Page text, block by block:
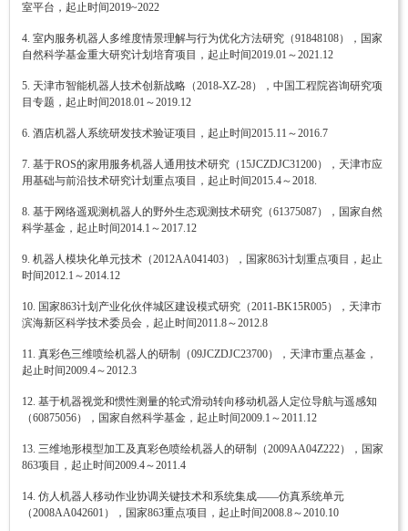
室平台，起止时间2019~2022
4. 室内服务机器人多维度情景理解与行为优化方法研究（91848108），国家
自然科学基金重大研究计划培育项目，起止时间2019.01～2021.12
5. 天津市智能机器人技术创新战略（2018-XZ-28），中国工程院咨询研究项
目专题，起止时间2018.01～2019.12
6. 酒店机器人系统研发技术验证项目，起止时间2015.11～2016.7
7. 基于ROS的家用服务机器人通用技术研究（15JCZDJC31200），天津市应
用基础与前沿技术研究计划重点项目，起止时间2015.4～2018.
8. 基于网络遥观测机器人的野外生态观测技术研究（61375087），国家自然
科学基金，起止时间2014.1～2017.12
9. 机器人模块化单元技术（2012AA041403），国家863计划重点项目，起止
时间2012.1～2014.12
10. 国家863计划产业化伙伴城区建设模式研究（2011-BK15R005），天津市
滨海新区科学技术委员会，起止时间2011.8～2012.8
11. 真彩色三维喷绘机器人的研制（09JCZDJC23700），天津市重点基金，
起止时间2009.4～2012.3
12. 基于机器视觉和惯性测量的轮式滑动转向移动机器人定位导航与遥感知
（60875056），国家自然科学基金，起止时间2009.1～2011.12
13. 三维地形模型加工及真彩色喷绘机器人的研制（2009AA04Z222），国家
863项目，起止时间2009.4～2011.4
14. 仿人机器人移动作业协调关键技术和系统集成——仿真系统单元
（2008AA042601），国家863重点项目，起止时间2008.8～2010.10